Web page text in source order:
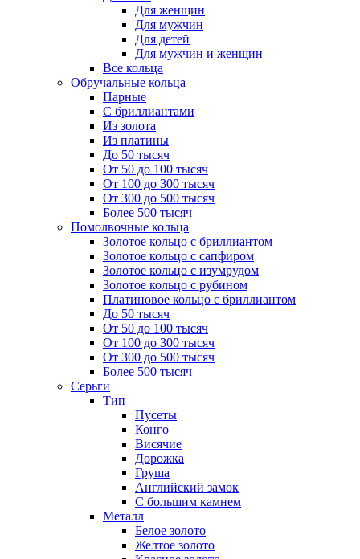
Для женщин
Для мужчин
Для детей
Для мужчин и женщин
Все кольца
Обручальные кольца
Парные
С бриллиантами
Из золота
Из платины
До 50 тысяч
От 50 до 100 тысяч
От 100 до 300 тысяч
От 300 до 500 тысяч
Более 500 тысяч
Помолвочные кольца
Золотое кольцо с бриллиантом
Золотое кольцо с сапфиром
Золотое кольцо с изумрудом
Золотое кольцо с рубином
Платиновое кольцо с бриллиантом
До 50 тысяч
От 50 до 100 тысяч
От 100 до 300 тысяч
От 300 до 500 тысяч
Более 500 тысяч
Серьги
Тип
Пусеты
Конго
Висячие
Дорожка
Груша
Английский замок
С большим камнем
Металл
Белое золото
Желтое золото